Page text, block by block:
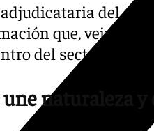
del
que,
del sector
une naturaleza